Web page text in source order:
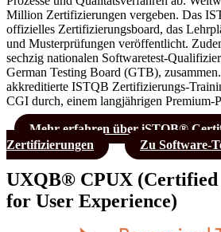
Million Zertifizierungen vergeben. Das
offizielles Zertifizierungsboard, das
und Musterprüfungen veröffentlicht.
sechzig nationalen Softwaretest-
German Testing Board (GTB),
akkreditierte ISTQB Zertifizierungs-
CGI durch, einem langjährigen Premium-
Mehr erfahren über iSTQB®
Zertifizierungen
Zu Software-
UXQB® CPUX (Certified
for User Experience)